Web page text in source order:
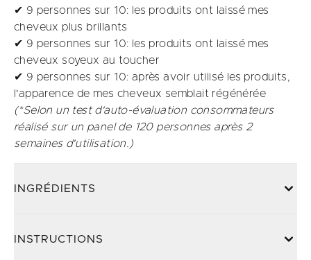
✔ 9 personnes sur 10: les produits ont laissé mes
cheveux plus brillants​
✔ 9 personnes sur 10: les produits ont laissé mes
cheveux soyeux au toucher​
✔ 9 personnes sur 10: après avoir utilisé les produits,
l'apparence de mes cheveux semblait régénérée​
​(*Selon un test d'auto-évaluation consommateurs
réalisé sur un panel de 120 personnes après 2
semaines d'utilisation.)
INGRÉDIENTS
INSTRUCTIONS